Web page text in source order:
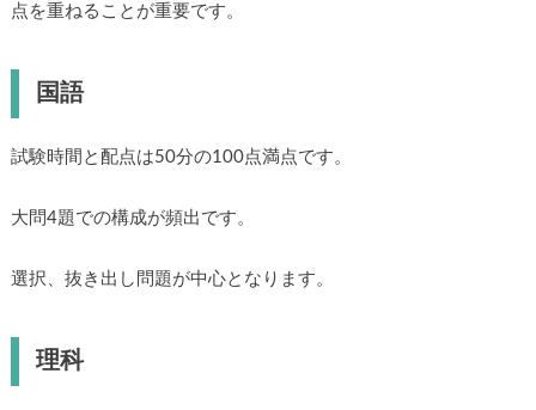
点を重ねることが重要です。
国語
試験時間と配点は50分の100点満点です。
大問4題での構成が頻出です。
選択、抜き出し問題が中心となります。
理科